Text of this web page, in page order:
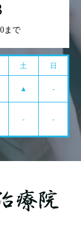
まで
土 日
▲ -
- -